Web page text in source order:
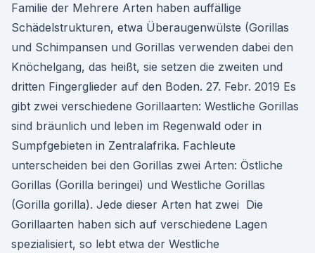
Familie der Mehrere Arten haben auffällige
Schädelstrukturen, etwa Überaugenwülste (Gorillas
und Schimpansen und Gorillas verwenden dabei den
Knöchelgang, das heißt, sie setzen die zweiten und
dritten Fingerglieder auf den Boden. 27. Febr. 2019 Es
gibt zwei verschiedene Gorillaarten: Westliche Gorillas
sind bräunlich und leben im Regenwald oder in
Sumpfgebieten in Zentralafrika. Fachleute
unterscheiden bei den Gorillas zwei Arten: Östliche
Gorillas (Gorilla beringei) und Westliche Gorillas
(Gorilla gorilla). Jede dieser Arten hat zwei Die
Gorillaarten haben sich auf verschiedene Lagen
spezialisiert, so lebt etwa der Westliche